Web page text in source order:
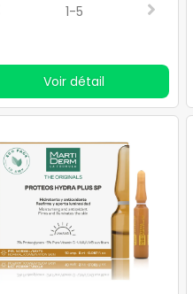
1-5
Voir détail